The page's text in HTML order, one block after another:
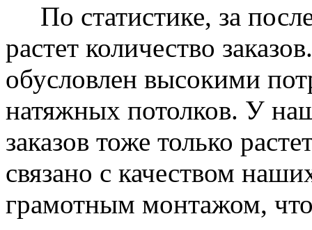
По статистике, за
растет количество
обусловлен высокими
натяжных потолков. У
заказов тоже только
связано с качеством
грамотным монтажом,